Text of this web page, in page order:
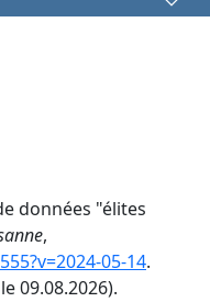
données "élites
,
05-14.
09.08.2026).